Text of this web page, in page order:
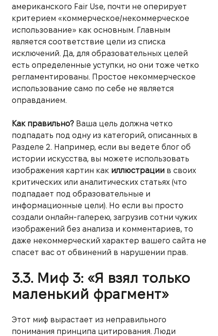
американского Fair Use, почти не оперирует
критерием «коммерческое/некоммерческое
использование» как основным. Главным
является соответствие цели из списка
исключений. Да, для образовательных целей
есть определенные уступки, но они тоже четко
регламентированы. Простое некоммерческое
использование само по себе не является
оправданием.
Как правильно? Ваша цель должна четко
подпадать под одну из категорий, описанных в
Разделе 2. Например, если вы ведете блог об
истории искусства, вы можете использовать
изображения картин как иллюстрации в своих
критических или аналитических статьях (что
подпадает под образовательные и
информационные цели). Но если вы просто
создали онлайн-галерею, загрузив сотни чужих
изображений без анализа и комментариев, то
даже некоммерческий характер вашего сайта не
спасет вас от обвинений в нарушении прав.
3.3. Миф 3: «Я взял только
маленький фрагмент»
Этот миф вырастает из неправильного
понимания принципа цитирования. Люди